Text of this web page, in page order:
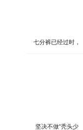
七分裤已经过时，
坚决不做“秃头少